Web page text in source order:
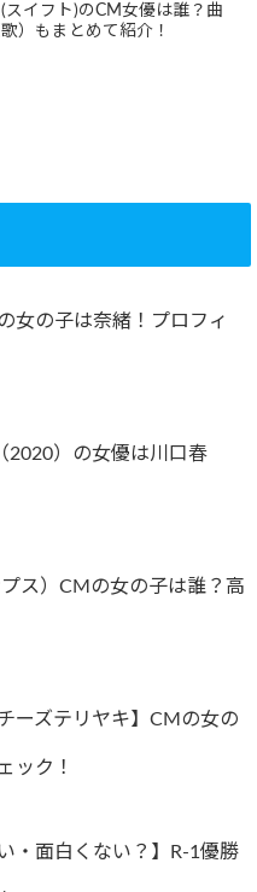
スイフト)のCM女優は誰？曲
歌）もまとめて紹介！
女の子は奈緒！プロフィ
2020）の女優は川口春
ス）CMの女の子は誰？高
ーズテリヤキ】CMの女の
ック！
・面白くない？】R-1優勝